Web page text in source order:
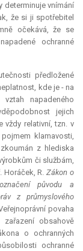
determinuje vnímání
že si ji spotřebitel
očekává, že se
ochranné
předložené
kde je - na
napadeného
jejich
vždy relativní, tzn. v
klamavosti,
z hlediska
či službám,
Horáček, R.Zákon o
původu a
z průmyslového
povaha
obsahově
o ochranných
ochranné